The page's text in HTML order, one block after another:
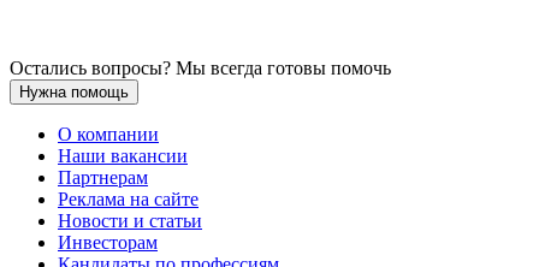
Остались вопросы? Мы всегда готовы помочь
Нужна помощь
О компании
Наши вакансии
Партнерам
Реклама на сайте
Новости и статьи
Инвесторам